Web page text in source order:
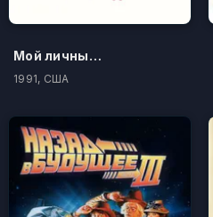
Мой личный штат Айдахо
1991, США